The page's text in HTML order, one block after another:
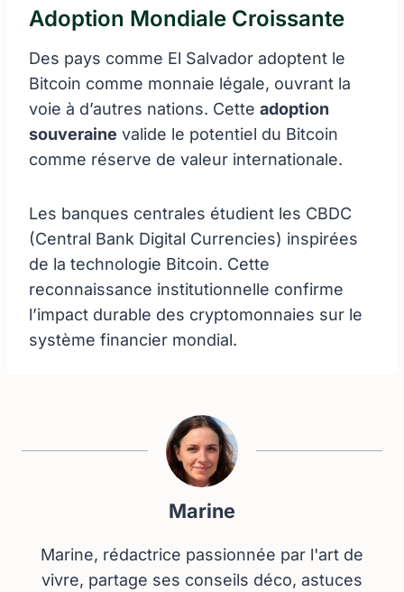
Adoption Mondiale Croissante
Des pays comme El Salvador adoptent le
Bitcoin comme monnaie légale, ouvrant la
voie à d’autres nations. Cette adoption
souveraine valide le potentiel du Bitcoin
comme réserve de valeur internationale.
Les banques centrales étudient les CBDC
(Central Bank Digital Currencies) inspirées
de la technologie Bitcoin. Cette
reconnaissance institutionnelle confirme
l’impact durable des cryptomonnaies sur le
système financier mondial.
Marine
Marine, rédactrice passionnée par l'art de
vivre, partage ses conseils déco, astuces